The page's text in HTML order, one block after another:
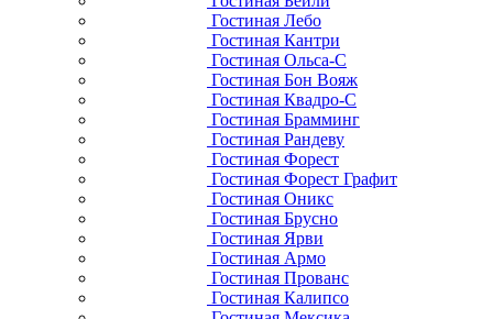
Гостиная Лебо
Гостиная Кантри
Гостиная Ольса-С
Гостиная Бон Вояж
Гостиная Квадро-С
Гостиная Брамминг
Гостиная Рандеву
Гостиная Форест
Гостиная Форест Графит
Гостиная Оникс
Гостиная Брусно
Гостиная Ярви
Гостиная Армо
Гостиная Прованс
Гостиная Калипсо